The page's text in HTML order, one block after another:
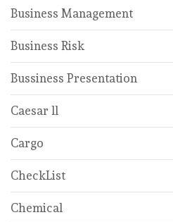
Business Management
Business Risk
Bussiness Presentation
Caesar ll
Cargo
CheckList
Chemical